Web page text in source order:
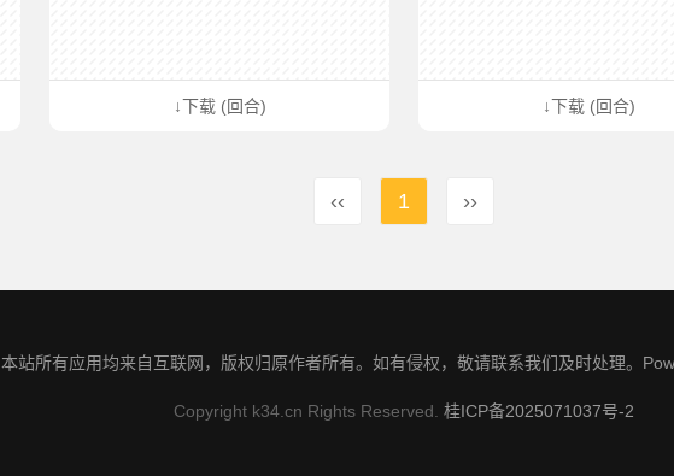
↓下载 (回合) ↓下载 (回合)
‹‹ 1 ››
本站所有应用均来自互联网，版权归原作者所有。如有侵权，敬请联系我们及时处理。
Copyright k34.cn Rights Reserved. 桂ICP备2025071037号-2